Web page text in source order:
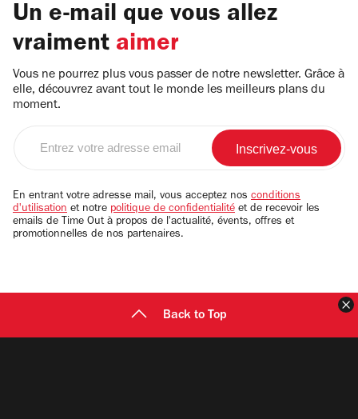
Un e-mail que vous allez
vraiment aimer
Vous ne pourrez plus vous passer de notre newsletter. Grâce à
elle, découvrez avant tout le monde les meilleurs plans du
moment.
email
En entrant votre adresse mail, vous acceptez nos conditions
d'utilisation et notre politique de confidentialité et de recevoir les
emails de Time Out à propos de l'actualité, évents, offres et
promotionnelles de nos partenaires.
Back to Top